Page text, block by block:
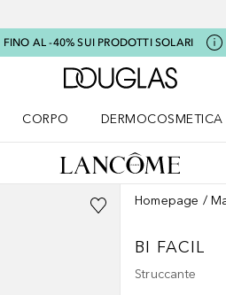
FINO AL -40% SUI PRODOTTI SOLARI
A
CORPO
DERMOCOSMETICA
Homepage
BI FACIL
Struccante